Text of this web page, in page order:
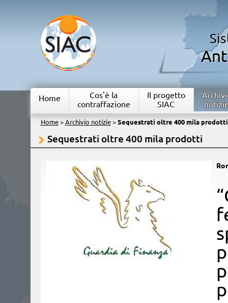
Home
Cos'è la
contraffazione
Il progetto
SIAC
Home> Archivio notizie> Sequestrati oltre 400 mila prodotti
Sequestrati oltre 400 mila prodotti